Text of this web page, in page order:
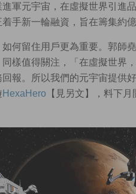
軍元宇宙，在虛擬世界引進
手新一輪融資，旨在籌集約億
何留住用戶更為重要。郭師
樣值得關注，「在虛擬世界
報。所以我們的元宇宙提供
HexaHero 【見另文】，料下